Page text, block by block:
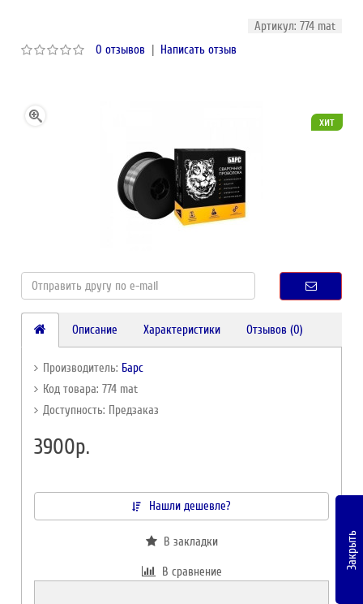
Артикул: 774 mat
0 отзывов | Написать отзыв
хит
Описание Характеристики Отзывов (0)
Производитель: Барс
Код товара: 774 mat
Доступность: Предзаказ
3900р.
Нашли дешевле?
В закладки
В сравнение
Закрыть